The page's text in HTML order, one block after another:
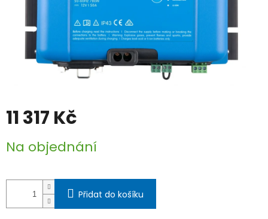
11 317 Kč
cena:
Na objednání
Přidat do košíku